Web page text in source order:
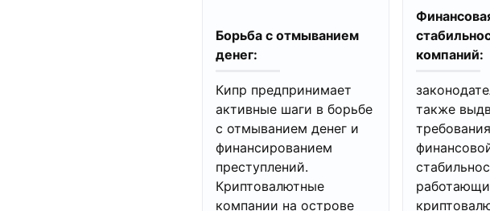
Борьба с отмыванием
денег:
Кипр предпринимает
активные шаги в борьбе
с отмыванием денег и
финансированием
преступлений.
Криптовалютные
компании на острове
компаний:
также